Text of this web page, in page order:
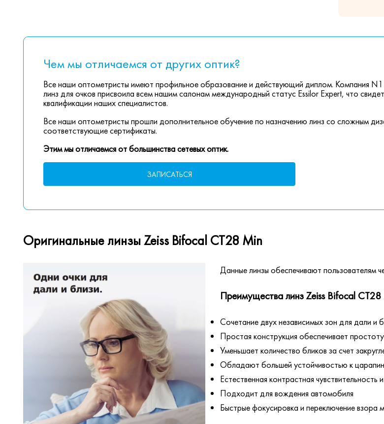
Чем мы отличаемся от других оптик?
Все наши оптометристы имеют профильное образование и действующий диплом. Компания
линз для очков присвоила всем нашим салонам международный статус Essilor Expert, что
квалификации наших специалистов.
Все наши оптометристы прошли дополнительное обучение по назначению линз со сложным
соответствующие сертификаты.
Этим мы отличаемся от большинства сетевых оптик.
ЗАПИСАТЬСЯ
Оригинальные линзы Zeiss Bifocal CT28 Min
Данные линзы обеспечивают пользователям
Преимущества линз Zeiss Bifocal
Сочетание двух независимых зон для дали и
Простая конструкция обеспечивает
Уменьшает количество бликов за счет
Обладают большей устойчивостью к
Естественная контрастная чувствительность
Подходит для вождения автомобиля
Быстрые фокусировка и переключение взора